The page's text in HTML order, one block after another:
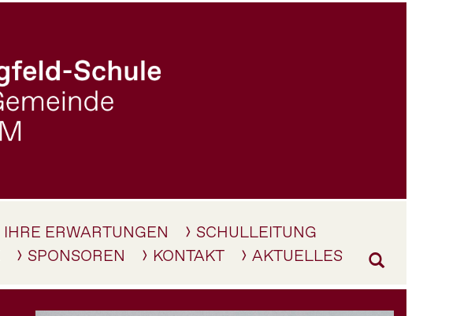
IHRE ERWARTUNGEN
SCHULLEITUNG
SPONSOREN KONTAKT AKTUELLES